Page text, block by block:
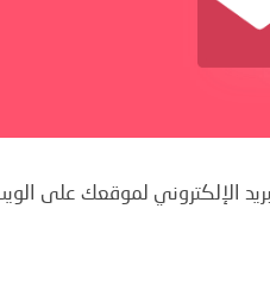
الإلكتروني لموقعك على